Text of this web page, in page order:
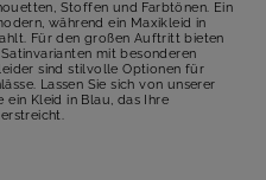
Stoffen und Farbtönen. Ein
während ein Maxikleid in
Für den großen Auftritt bieten
mit besonderen
sind stilvolle Optionen für
Lassen Sie sich von unserer
ein Kleid in Blau, das Ihre